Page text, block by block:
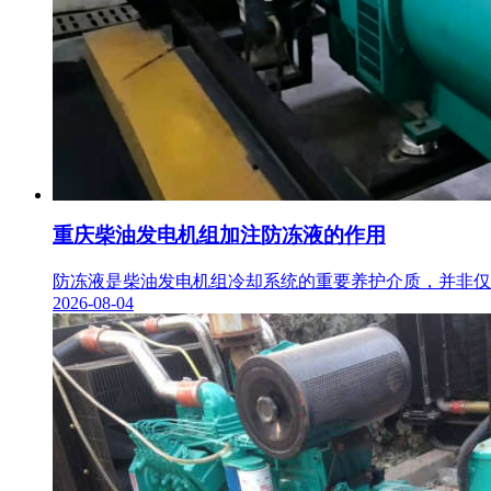
重庆柴油发电机组加注防冻液的作用
防冻液是柴油发电机组冷却系统的重要养护介质，并非
2026-08-04